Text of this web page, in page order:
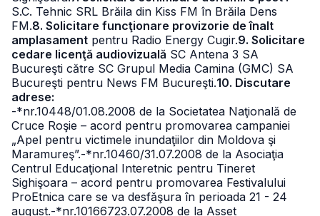
S.C. Tehnic SRL Brăila din Kiss FM în Brăila Dens
FM.8. Solicitare funcţionare provizorie de înalt
amplasament pentru Radio Energy Cugir.9. Solicitare
cedare licenţă audiovizuală SC Antena 3 SA
Bucureşti către SC Grupul Media Camina (GMC) SA
Bucureşti pentru News FM Bucureşti.10. Discutare
adrese:
-*nr.10448/01.08.2008 de la Societatea Naţională de
Cruce Roşie – acord pentru promovarea campaniei
„Apel pentru victimele inundaţiilor din Moldova şi
Maramureş”.-*nr.10460/31.07.2008 de la Asociaţia
Centrul Educaţional Interetnic pentru Tineret
Sighişoara – acord pentru promovarea Festivalului
ProEtnica care se va desfăşura în perioada 21 - 24
august.-*nr.10166723.07.2008 de la Asset